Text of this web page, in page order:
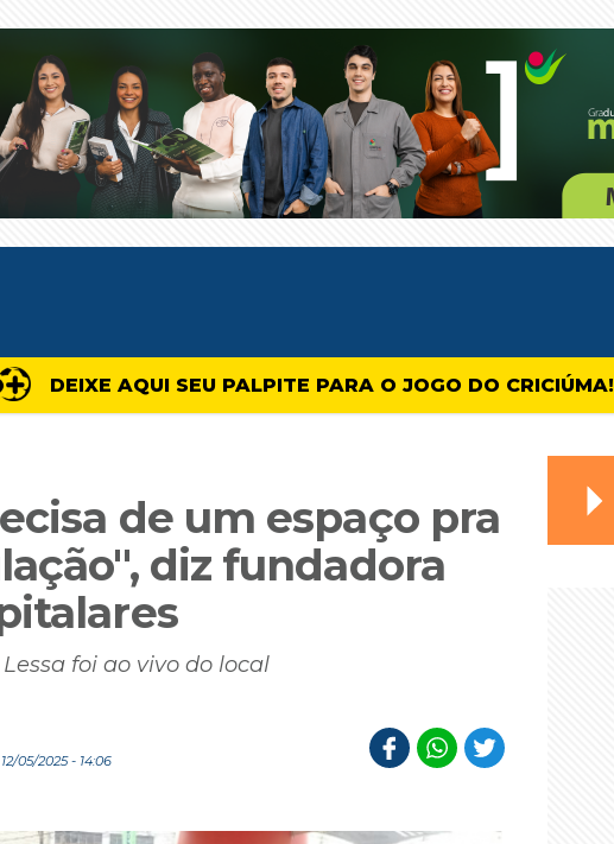
DEIXE AQUI SEU PALPITE PARA O JOGO DO CRICIÚMA!
de um espaço pra
diz fundadora
foi ao vivo do local
05/2025 - 14:06